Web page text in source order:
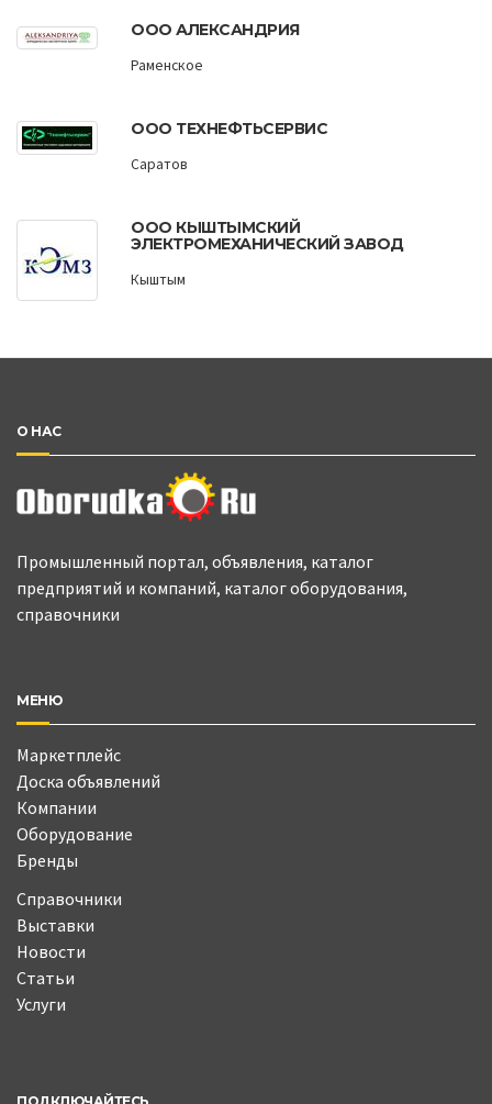
ООО АЛЕКСАНДРИЯ
Раменское
ООО ТЕХНЕФТЬСЕРВИС
Саратов
ООО КЫШТЫМСКИЙ
ЭЛЕКТРОМЕХАНИЧЕСКИЙ ЗАВОД
Кыштым
О НАС
Промышленный портал, объявления, каталог
предприятий и компаний, каталог оборудования,
справочники
МЕНЮ
Маркетплейс
Доска объявлений
Компании
Оборудование
Бренды
Справочники
Выставки
Новости
Статьи
Услуги